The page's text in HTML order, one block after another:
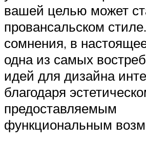
вашей целью может
провансальском
сомнения, в
одна из самых
идей для дизайна
благодаря
предоставляемым
функциональным